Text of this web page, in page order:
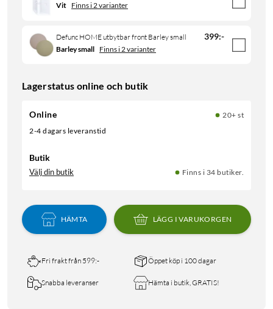
Vit Finns i 2 varianter
Defunc HOME utbytbar front Barley small 399:-
Barley small Finns i 2 varianter
Lagerstatus online och butik
Online
20+ st
2-4 dagars leveranstid
Butik
Välj din butik Finns i 34 butiker.
HÄMTA LÄGG I VARUKORGEN
Fri frakt från 599:- Öppet köp i 100 dagar
Snabba leveranser Hämta i butik, GRATIS!